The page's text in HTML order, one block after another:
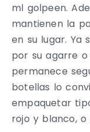
ml golpeen.
mantienen la
en su lugar. Ya
por su agarre
permanece
botellas lo
empaquetar
rojo y blanco, o